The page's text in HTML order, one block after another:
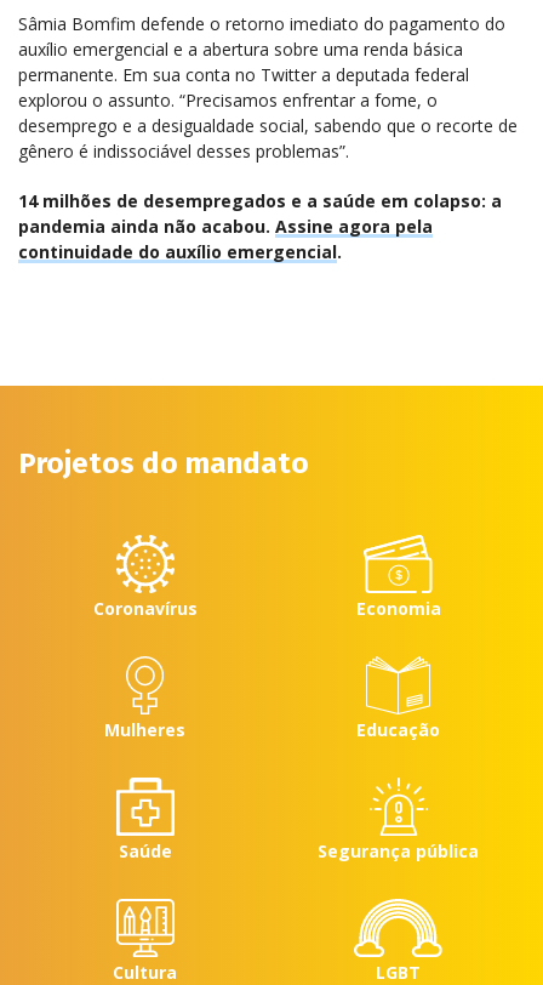
Sâmia Bomfim defende o retorno imediato do pagamento do
auxílio emergencial e a abertura sobre uma renda básica
permanente. Em sua conta no Twitter a deputada federal
explorou o assunto. “Precisamos enfrentar a fome, o
desemprego e a desigualdade social, sabendo que o recorte de
gênero é indissociável desses problemas”.
14 milhões de desempregados e a saúde em colapso: a
pandemia ainda não acabou. Assine agora pela
continuidade do auxílio emergencial.
Projetos do mandato
Coronavírus Economia
Mulheres Educação
Saúde Segurança pública
Cultura LGBT